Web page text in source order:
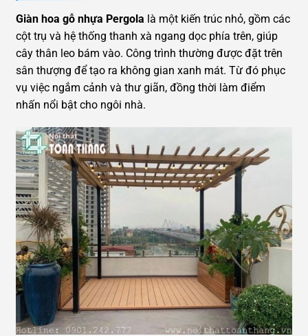
Giàn hoa gỗ nhựa Pergola là một kiến trúc nhỏ, gồm các
cột trụ và hệ thống thanh xà ngang dọc phía trên, giúp
cây thân leo bám vào. Công trình thường được đặt trên
sân thượng để tạo ra không gian xanh mát. Từ đó phục
vụ việc ngắm cảnh và thư giãn, đồng thời làm điểm
nhấn nổi bật cho ngôi nhà.